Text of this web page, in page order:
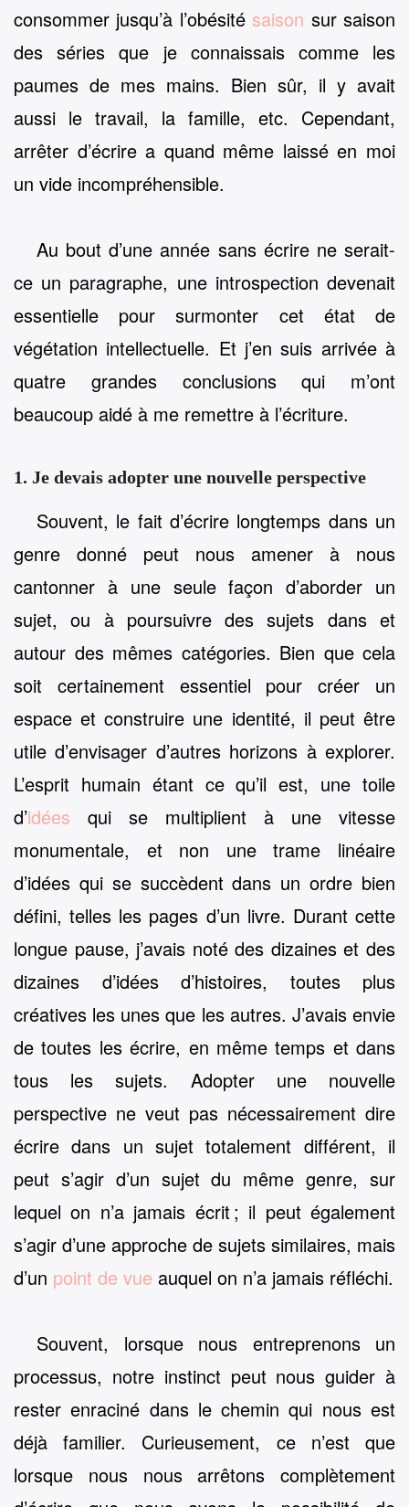
consommer jusqu’à l’obésité saison sur saison
des séries que je connaissais comme les
paumes de mes mains. Bien sûr, il y avait
aussi le travail, la famille, etc. Cependant,
arrêter d’écrire a quand même laissé en moi
un vide incompréhensible.
Au bout d’une année sans écrire ne serait-
ce un paragraphe, une introspection devenait
essentielle pour surmonter cet état de
végétation intellectuelle. Et j’en suis arrivée à
quatre grandes conclusions qui m’ont
beaucoup aidé à me remettre à l’écriture.
1. Je devais adopter une nouvelle perspective
Souvent, le fait d’écrire longtemps dans un
genre donné peut nous amener à nous
cantonner à une seule façon d’aborder un
sujet, ou à poursuivre des sujets dans et
autour des mêmes catégories. Bien que cela
soit certainement essentiel pour créer un
espace et construire une identité, il peut être
utile d’envisager d’autres horizons à explorer.
L’esprit humain étant ce qu’il est, une toile
d’idées qui se multiplient à une vitesse
monumentale, et non une trame linéaire
d’idées qui se succèdent dans un ordre bien
défini, telles les pages d’un livre. Durant cette
longue pause, j’avais noté des dizaines et des
dizaines d’idées d’histoires, toutes plus
créatives les unes que les autres. J’avais envie
de toutes les écrire, en même temps et dans
tous les sujets. Adopter une nouvelle
perspective ne veut pas nécessairement dire
écrire dans un sujet totalement différent, il
peut s’agir d’un sujet du même genre, sur
lequel on n’a jamais écrit ; il peut également
s’agir d’une approche de sujets similaires, mais
d’un point de vue auquel on n’a jamais réfléchi.
Souvent, lorsque nous entreprenons un
processus, notre instinct peut nous guider à
rester enraciné dans le chemin qui nous est
déjà familier. Curieusement, ce n’est que
lorsque nous nous arrêtons complètement